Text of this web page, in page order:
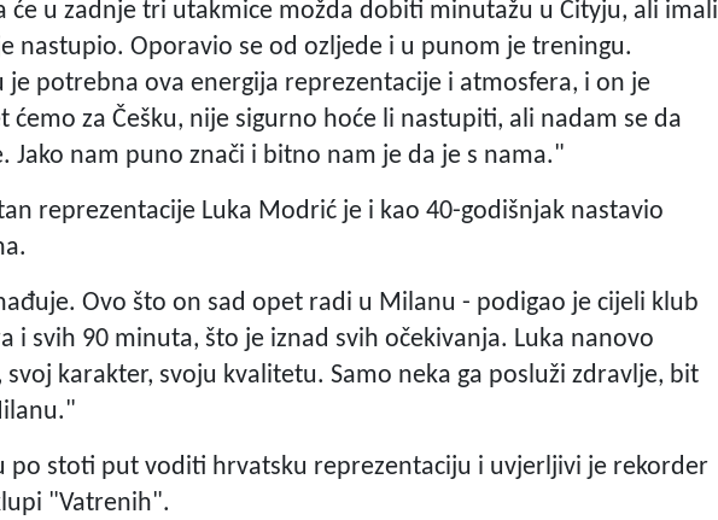
će u zadnje tri utakmice možda dobiti minutažu u Cityju, ali imali
nastupio. Oporavio se od ozljede i u punom je treningu.
je potrebna ova energija reprezentacije i atmosfera, i on je
za Češku, nije sigurno hoće li nastupiti, ali nadam se da
Jako nam puno znači i bitno nam je da je s nama."
reprezentacije Luka Modrić je i kao 40-godišnjak nastavio
Ovo što on sad opet radi u Milanu - podigao je cijeli klub
i svih 90 minuta, što je iznad svih očekivanja. Luka nanovo
svoj karakter, svoju kvalitetu. Samo neka ga posluži zdravlje, bit
po stoti put voditi hrvatsku reprezentaciju i uvjerljivi je rekorder
"Vatrenih".